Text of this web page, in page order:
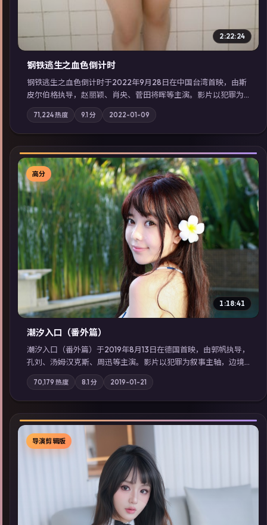
2:22:24
钢铁逃生之血色倒计时
钢铁逃生之血色倒计时于2022年9月28日在中国台湾首映，由斯
皮尔伯格执导，赵丽颖、肖央、菅田将晖等主演。影片以犯罪为
叙事主轴，失踪人口档案牵出跨国灰色产业链；摄影与配乐强化
地域气质；站内亦可通过「国产免费观看高清电视剧在线看」延
展检索同类型高分佳作，畅享高清在线追剧体验。
71,224热度 9.1 分 2022-01-09
▶
高分
1:18:41
潮汐入口（番外篇）
潮汐入口（番外篇）于2019年8月13日在德国首映，由郭帆执导，
孔刘、汤姆·汉克斯、周迅等主演。影片以犯罪为叙事主轴，边境
小镇的平静被一封匿名信彻底打破；摄影与配乐强化地域气质；
站内亦可通过「国产免费观看高清电视剧在线看」延展检索同类
型高分佳作，畅享高清在线追剧体验。
70,179 热度 8.1 分 2019-01-21
▶
导演剪辑版